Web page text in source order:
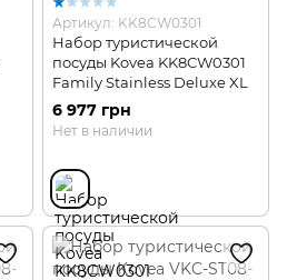
Артикул: KK8CW0301
Набор туристической
посуды Kovea KK8CW0301
Family Stainless Deluxe XL
6 977 грн
Нет в наличии